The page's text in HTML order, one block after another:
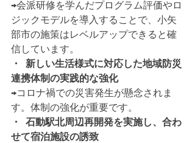
→会派研修を学んだプログラム評価やロ
ジックモデルを導入することで、小矢
部市の施策はレベルアップできると確
信しています。
・  新しい生活様式に対応した地域防災
連携体制の実践的な強化
→コロナ禍での災害発生が懸念されま
す。体制の強化が重要です。
・  石動駅北周辺再開発を実施し、合わ
せて宿泊施設の誘致